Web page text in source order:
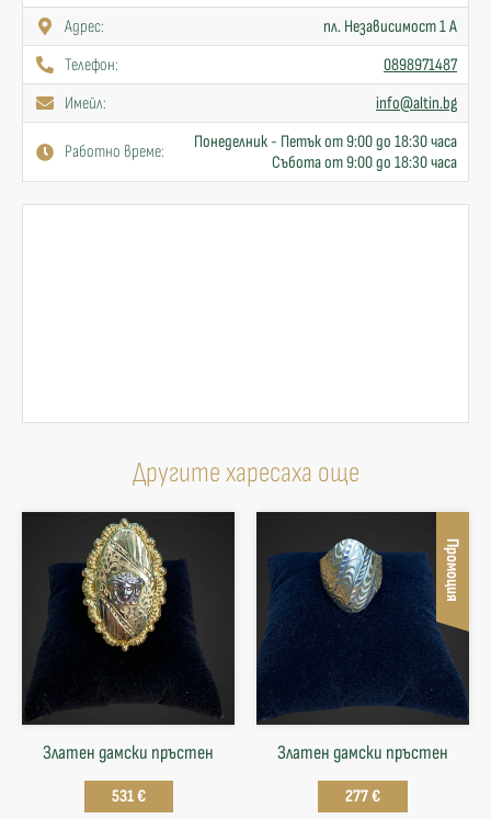
Адрес:
пл. Независимост 1 А
Телефон:
0898971487
Имейл:
info@altin.bg
Работно време:
Понеделник - Петък от 9:00 до 18:30 часа
Събота от 9:00 до 18:30 часа
Другите харесаха още
Златен дамски пръстен
531 €
Промоция
Златен дамски пръстен
277 €